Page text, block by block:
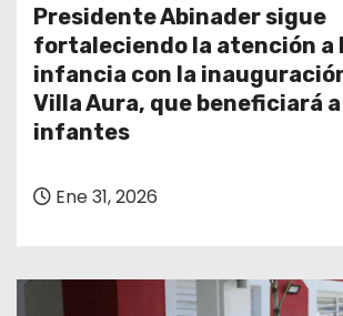
Presidente Abinader sigue
fortaleciendo la atención a
infancia con la
Villa Aura, que beneficiará
infantes
Ene 31, 2026